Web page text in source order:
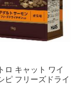
ロ キャット ワイ
ピ フリーズドライ